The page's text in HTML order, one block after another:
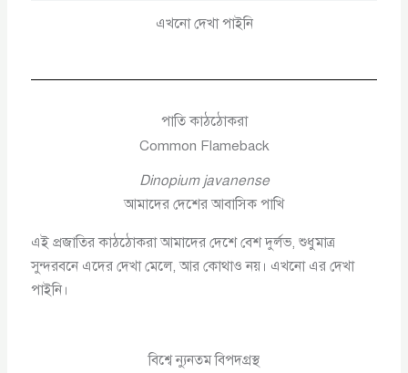
এখনো দেখা পাইনি
পাতি কাঠঠোকরা
Common Flameback
Dinopium javanense
আমাদের দেশের আবাসিক পাখি
এই প্রজাতির কাঠঠোকরা আমাদের দেশে বেশ দুর্লভ, শুধুমাত্র
সুন্দরবনে এদের দেখা মেলে, আর কোথাও নয়। এখনো এর দেখা
পাইনি।
বিশ্বে ন্যুনতম বিপদগ্রস্থ